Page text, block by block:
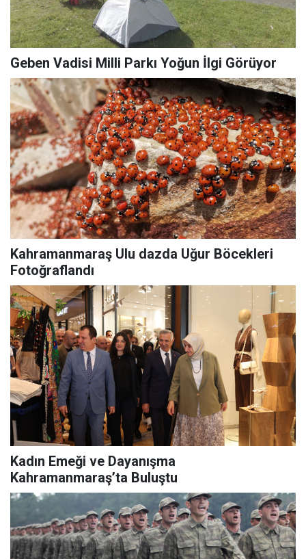
Geben Vadisi Milli Parkı Yoğun İlgi Görüyor
Kahramanmaraş Ulu dazda Uğur Böcekleri
Fotoğraflandı
Kadın Emeği ve Dayanışma
Kahramanmaraş’ta Buluştu